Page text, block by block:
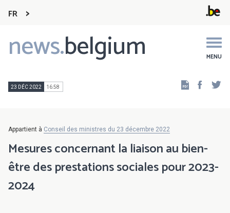
FR
news.belgium MENU
Main
navigation
23 DÉC 2022 16:58
Appartient à Conseil des ministres du 23 décembre 2022
Mesures concernant la liaison au bien-
être des prestations sociales pour 2023-
2024